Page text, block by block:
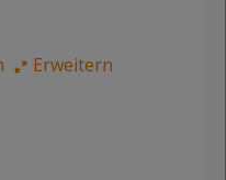
Erweitern